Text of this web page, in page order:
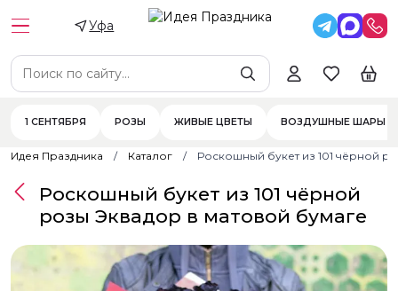
Уфа
1 СЕНТЯБРЯ РОЗЫ ЖИВЫЕ ЦВЕТЫ ВОЗДУШНЫЕ ШАРЫ
Идея Праздника Каталог Роскошный букет из 101 чёрной
Роскошный букет из 101 чёрной
розы Эквадор в матовой бумаге